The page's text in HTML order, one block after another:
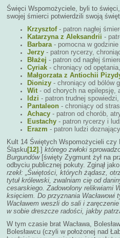
Święci Wspomożyciele, byli to
swojej śmierci potwierdzili swoją
Krzysztof- patron nagłej
Katarzyna z Aleksandrii -
Barbara- pomocna w
Jerzy - patron rycerzy,
Błażej - patron od nagłej
Cyriak - chroniący od
Małgorzata z Antiochii
Dionizy - chroniący od bólów
Wit- od chorych na epilepsję,
Idzi - patron trudnej spowiedzi,
Pantaleon - chroniący od
Achacy - patron od chorób,
Eustachy - patron rycerzy i
Erazm - patron ludzi
Kult 14 Świętych Wspomożycieli czy
Śląsku[12] .] którego zwłoki
Burgundów[święty Zygmunt żył na
odbyciu publicznej pokuty. Zginął
rzekł: „Świętości, których żądasz,
tytuł królewski, zwalniam cię od
cesarskiego. Zadowolony relikwiami
księciem. Do przyznania
Wacławem weszli do sali i
w sobie dreszcze radości, jakby
W tym czasie brat Wacława,
Bolesławcu (czyli w położonej nad